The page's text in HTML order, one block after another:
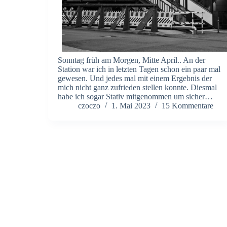
Sonntag früh am Morgen, Mitte April.. An der
Station war ich in letzten Tagen schon ein paar mal
gewesen. Und jedes mal mit einem Ergebnis der
mich nicht ganz zufrieden stellen konnte. Diesmal
habe ich sogar Stativ mitgenommen um sicher…
czoczo
1. Mai 2023 15 Kommentare